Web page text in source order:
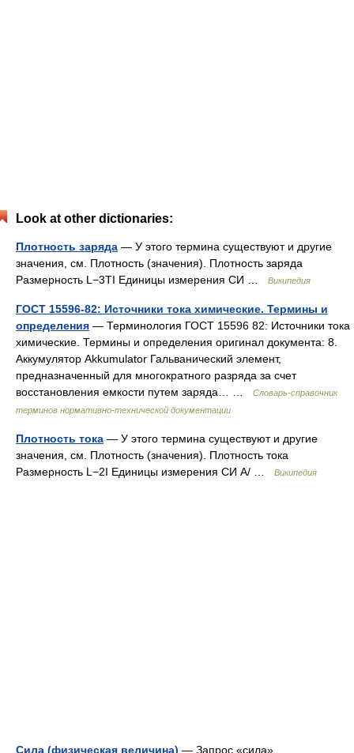
Look at other dictionaries:
Плотность заряда — У этого термина существуют и другие
значения, см. Плотность (значения). Плотность заряда
Размерность L−3TI Единицы измерения СИ …
Википедия
ГОСТ 15596-82: Источники тока химические. Термины и
определения — Терминология ГОСТ 15596 82: Источники тока
химические. Термины и определения оригинал документа: 8.
Аккумулятор Akkumulator Гальванический элемент,
предназначенный для многократного разряда за счет
восстановления емкости путем заряда… …
Словарь-справочник
терминов нормативно-технической документации
Плотность тока — У этого термина существуют и другие
значения, см. Плотность (значения). Плотность тока
Размерность L−2I Единицы измерения СИ А/ …
Википедия
Сила (физическая величина) — Запрос «сила»